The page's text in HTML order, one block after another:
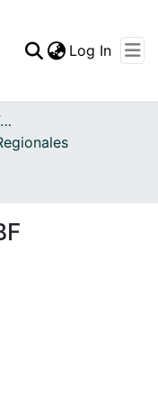
Statistics
Log In
Archivo del Patrimonio Fotográfico y Fílmico del Valle del Cauca